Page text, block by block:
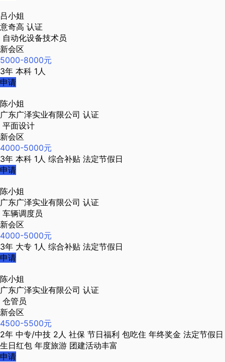
吕小姐
意奇高 认证
自动化设备技术员
新会区
5000-8000元
3年 本科 1人
申请
陈小姐
广东广泽实业有限公司 认证
平面设计
新会区
4000-5000元
3年 本科 1人 综合补贴 法定节假日
申请
陈小姐
广东广泽实业有限公司 认证
车辆调度员
新会区
4000-5000元
3年 大专 1人 综合补贴 法定节假日
申请
陈小姐
广东广泽实业有限公司 认证
仓管员
新会区
4500-5500元
2年 中专/中技 2人 社保 节日福利 包吃住 年终奖金 法定节假日
生日红包 年度旅游 团建活动丰富
申请